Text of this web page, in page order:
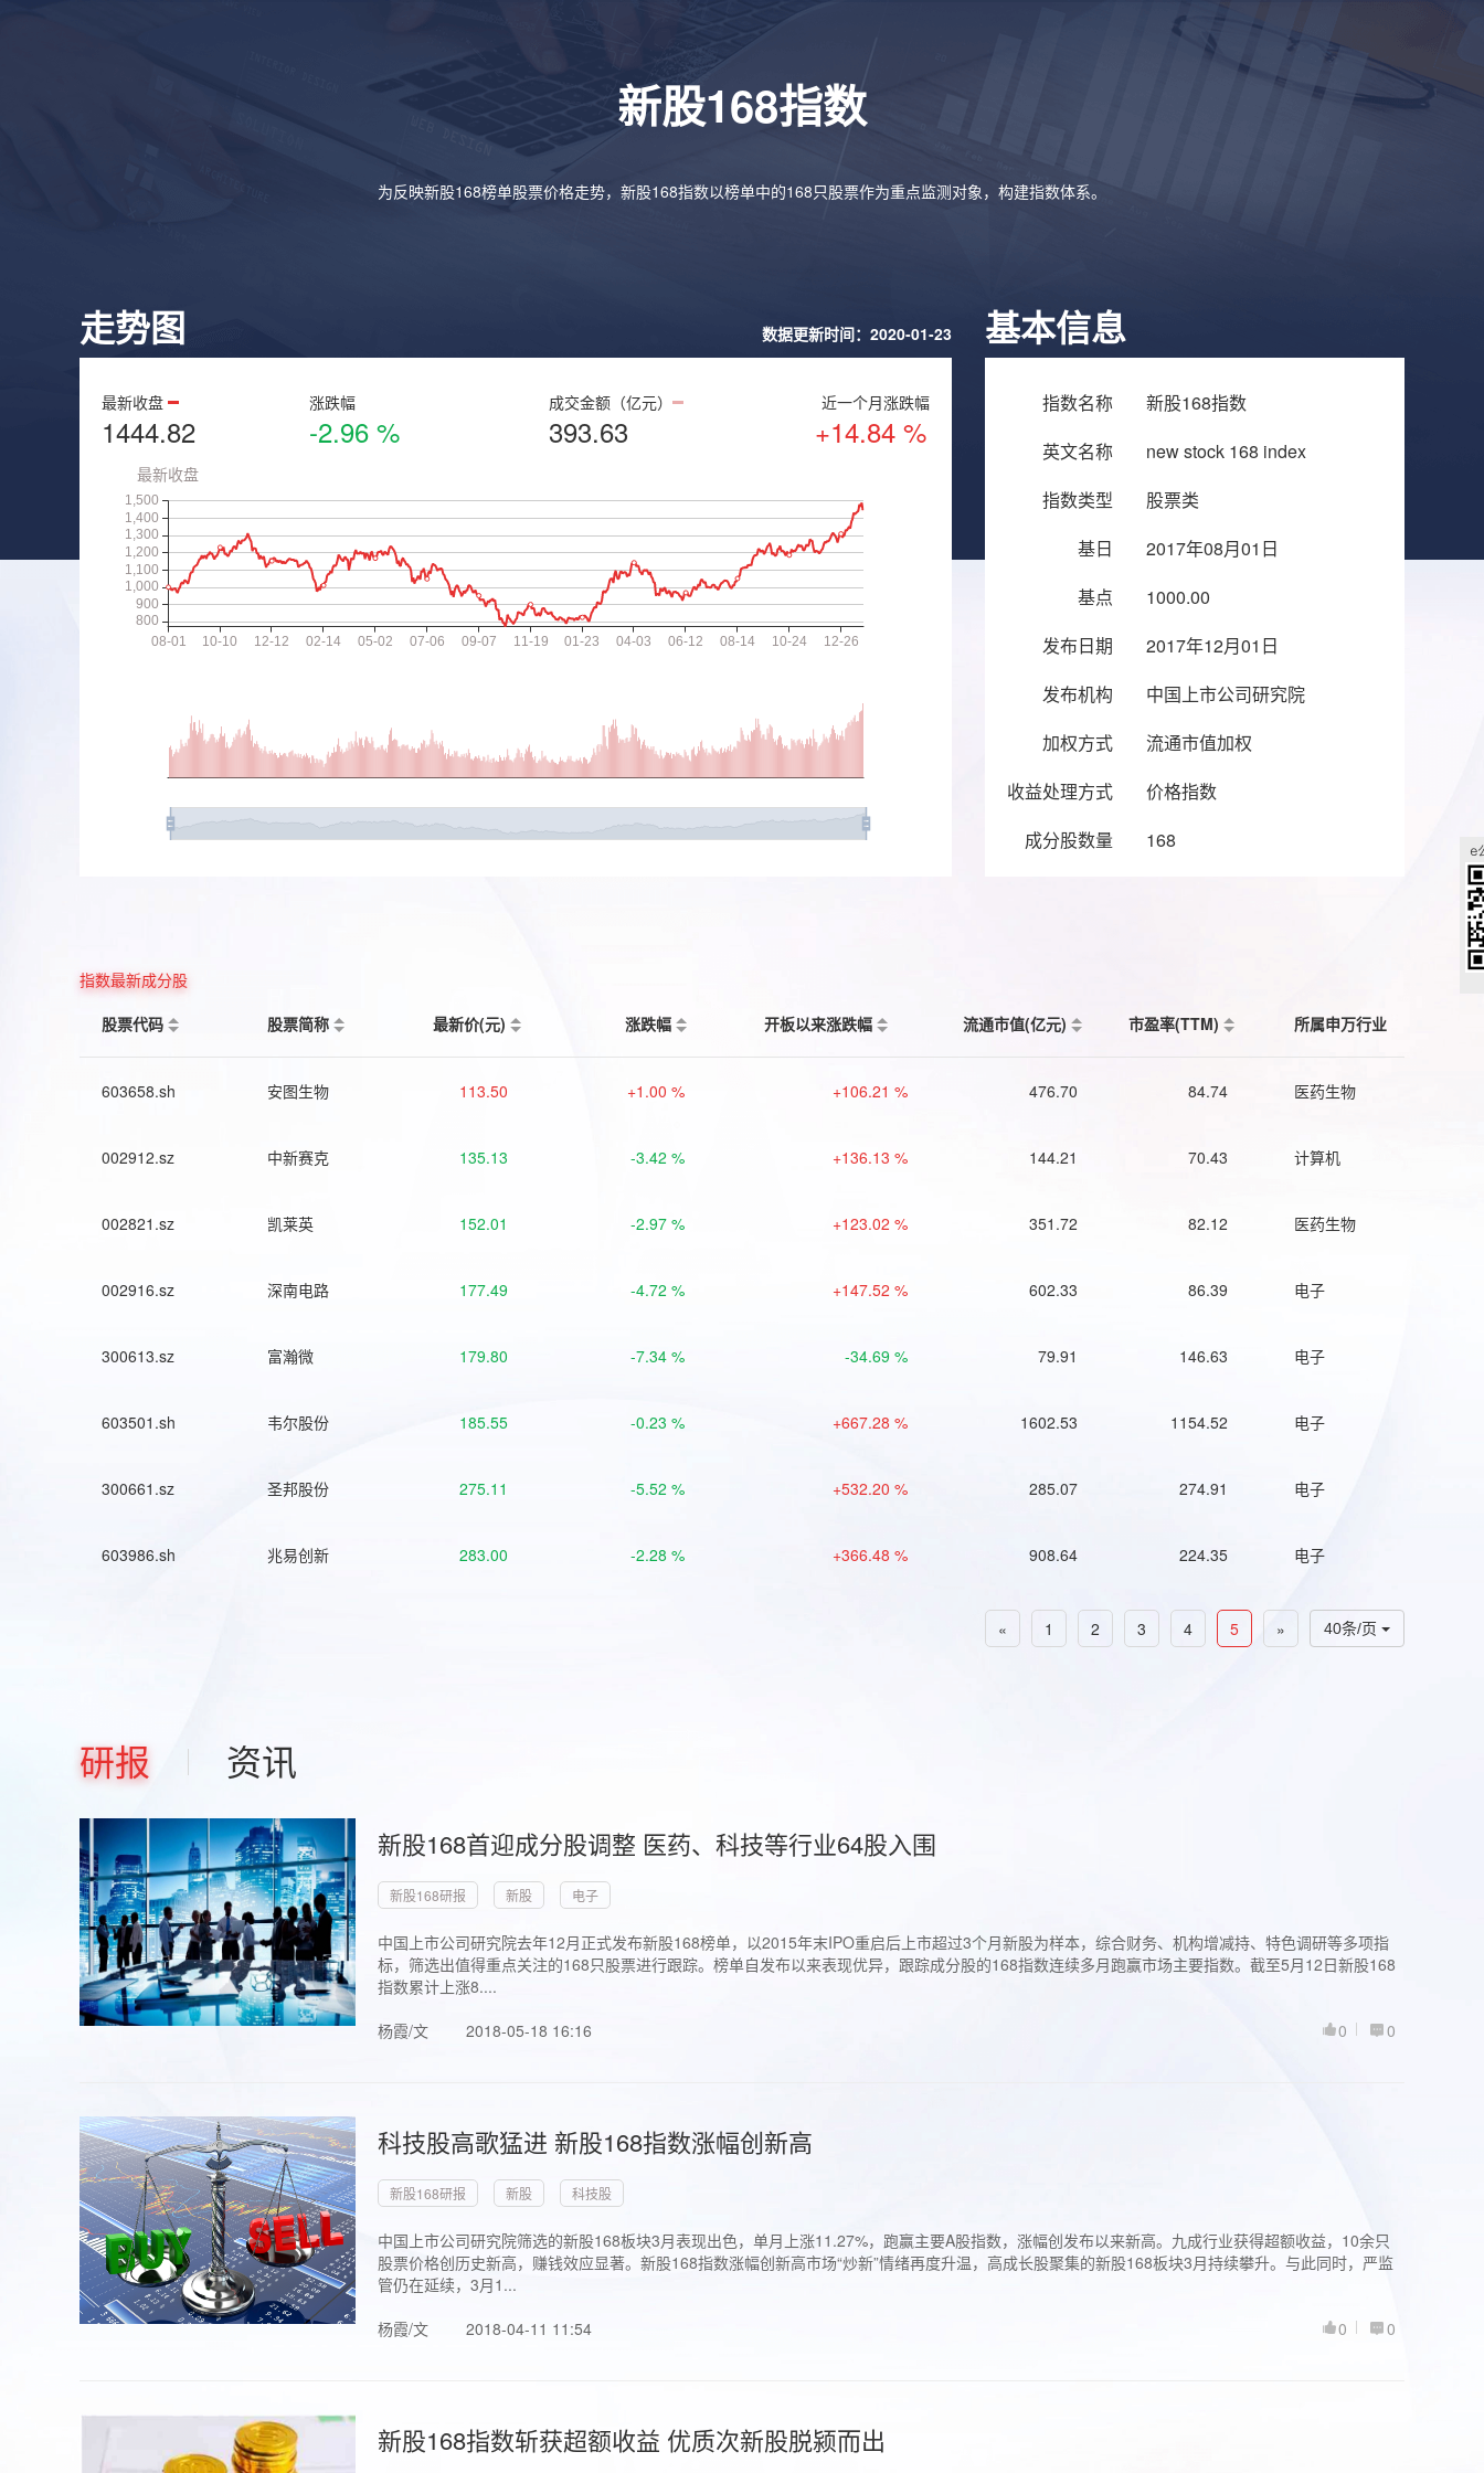
新股168指数
为反映新股168榜单股票价格走势，新股168指数以榜单中的168只股票作为重点监测对象，构建指数体系。
走势图 数据更新时间：2020-01-23
最新收盘
1444.82
涨跌幅
-2.96 %
成交金额（亿元）
393.63
近一个月涨跌幅
+14.84 %
基本信息
指数名称
新股168指数
英文名称
new stock 168 index
指数类型
股票类
基日
2017年08月01日
基点
1000.00
发布日期
2017年12月01日
发布机构
中国上市公司研究院
加权方式
流通市值加权
收益处理方式
价格指数
成分股数量
168
指数最新成分股
股票代码
股票简称 最新价(元) 涨跌幅 开板以来涨跌幅 流通市值(亿元) 市盈率(TTM) 所属申万行业
603658.sh 安图生物 113.50 +1.00 % +106.21 % 476.70 84.74 医药生物
002912.sz 中新赛克 135.13 -3.42 % +136.13 % 144.21 70.43 计算机
002821.sz 凯莱英 152.01 -2.97 % +123.02 % 351.72 82.12 医药生物
002916.sz 深南电路 177.49 -4.72 % +147.52 % 602.33 86.39 电子
300613.sz 富瀚微 179.80 -7.34 % -34.69 % 79.91 146.63 电子
603501.sh 韦尔股份 185.55 -0.23 % +667.28 % 1602.53 1154.52 电子
300661.sz 圣邦股份 275.11 -5.52 % +532.20 % 285.07 274.91 电子
603986.sh 兆易创新 283.00 -2.28 % +366.48 % 908.64 224.35 电子
40条/页
« 1 2 3 4 5 »
研报 资讯
新股168首迎成分股调整 医药、科技等行业64股入围
新股168研报 新股 电子
中国上市公司研究院去年12月正式发布新股168榜单，以2015年末IPO重启后上市超过3个月新股为样本，综合财务、机构增减持、特色调研等多项指
标，筛选出值得重点关注的168只股票进行跟踪。榜单自发布以来表现优异，跟踪成分股的168指数连续多月跑赢市场主要指数。截至5月12日新股168
指数累计上涨8....
杨霞/文
2018-05-18 16:16 0
0
科技股高歌猛进 新股168指数涨幅创新高
新股168研报 新股 科技股
中国上市公司研究院筛选的新股168板块3月表现出色，单月上涨11.27%，跑赢主要A股指数，涨幅创发布以来新高。九成行业获得超额收益，10余只
股票价格创历史新高，赚钱效应显著。新股168指数涨幅创新高市场“炒新”情绪再度升温，高成长股聚集的新股168板块3月持续攀升。与此同时，严监
管仍在延续，3月1...
杨霞/文
2018-04-11 11:54 0
0
新股168指数斩获超额收益 优质次新股脱颍而出